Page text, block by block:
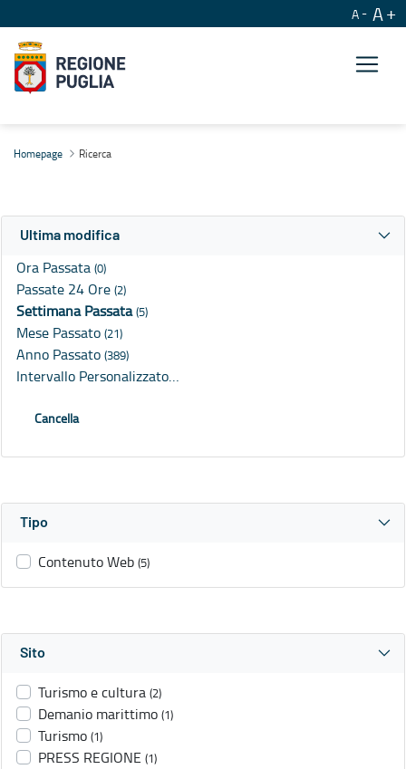
A A
Homepage Ricerca
Ultima modifica
Ora Passata (0)
Passate 24 Ore (2)
Settimana Passata(5)
Mese Passato (21)
Anno Passato (389)
Intervallo Personalizzato…
Cancella
Tipo
Contenuto Web (5)
Sito
Turismo e cultura (2)
Demanio marittimo (1)
Turismo (1)
PRESS REGIONE (1)